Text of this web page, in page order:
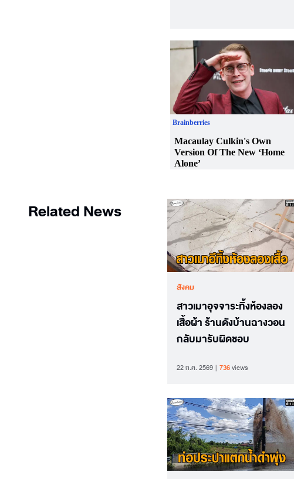
Related News
สังคม
สาวเมาอุจจาระทิ้งห้องลอง
เสื้อผ้า ร้านดังบ้านฉางวอน
กลับมารับผิดชอบ
22 ก.ค. 2569 736views